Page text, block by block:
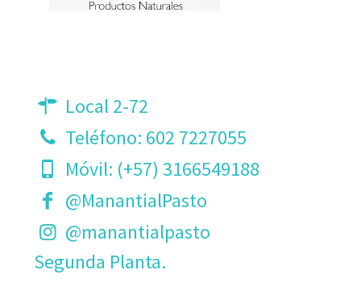
Local 2-72
Teléfono: 602 7227055
Móvil: (+57) 3166549188
@ManantialPasto
@manantialpasto
Segunda Planta.